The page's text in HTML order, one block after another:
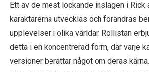
Ett av de mest lockande inslagen i Rick
karaktärerna utvecklas och förändras
upplevelser i olika världar. Rollistan
detta i en koncentrerad form, där varje
versioner berättar något om deras